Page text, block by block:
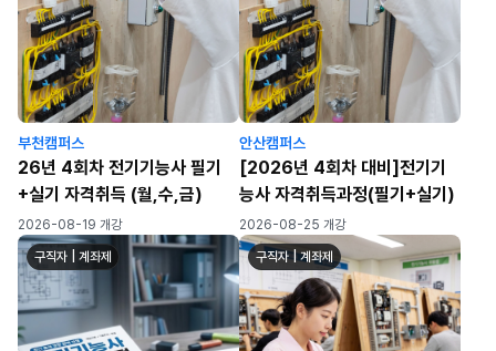
부천캠퍼스
26년 4회차 전기기능사 필기
+실기 자격취득 (월,수,금)
2026-08-19 개강
안산캠퍼스
[2026년 4회차 대비]전기기
능사 자격취득과정(필기+실기)
2026-08-25 개강
구직자 | 계좌제 구직자 | 계좌제